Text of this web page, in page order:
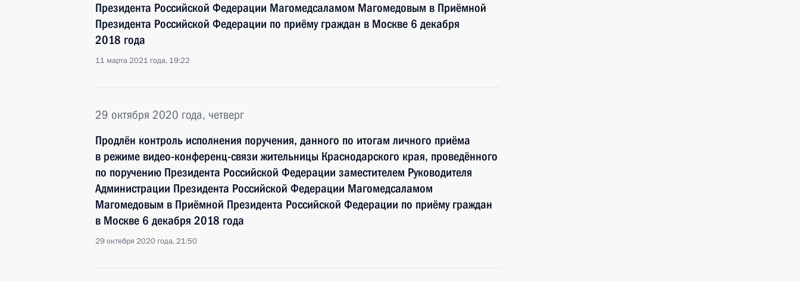
Президента Российской Федерации Магомедсаламом Магомедовым в Приёмной
Президента Российской Федерации по приёму граждан в Москве 6 декабря
2018 года
11 марта 2021 года, 19:22
29 октября 2020 года, четверг
Продлён контроль исполнения поручения, данного по итогам личного приёма
в режиме видео-конференц-связи жительницы Краснодарского края, проведённого
по поручению Президента Российской Федерации заместителем Руководителя
Администрации Президента Российской Федерации Магомедсаламом
Магомедовым в Приёмной Президента Российской Федерации по приёму граждан
в Москве 6 декабря 2018 года
29 октября 2020 года, 21:50